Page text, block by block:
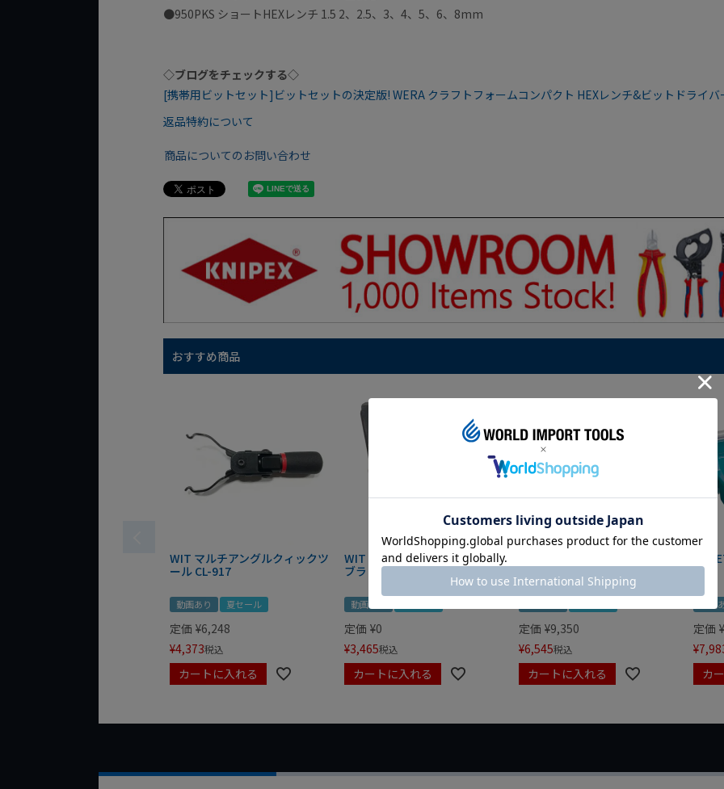
●950PKS ショートHEXレンチ 1.5 2、2.5、3、4、5、6、8mm
◇ブログをチェックする◇
[携帯用ビットセット]ビットセットの決定版! WERA クラフトフォームコンパクト HEXレンチ&ビットドライバ
返品特約について
商品についてのお問い合わせ
おすすめ商品
WIT マルチアングルクィックツ
ール CL-917
動画あり 夏セール
定価 ¥6,248
¥4,373税込
カートに入れる
WIT マグネットツールマット
ブラック
動画あり
定価 ¥0
¥3,465税込
カートに入れる
セット 8721-250 KNIPEX
定価 ¥9,350
¥6,545税込
カートに入れる
動画
定価 ¥
¥
カ